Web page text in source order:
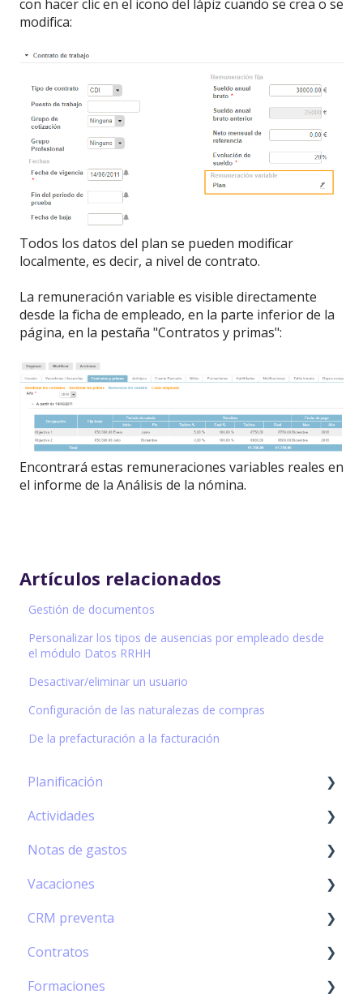
con hacer clic en el icono del lápiz cuando se crea o se
modifica:
Todos los datos del plan se pueden modificar
localmente, es decir, a nivel de contrato.
La remuneración variable es visible directamente
desde la ficha de empleado, en la parte inferior de la
página, en la pestaña "Contratos y primas":
Encontrará estas remuneraciones variables reales en
el informe de la Análisis de la nómina.
Artículos relacionados
Gestión de documentos
Personalizar los tipos de ausencias por empleado desde
el módulo Datos RRHH
Desactivar/eliminar un usuario
Configuración de las naturalezas de compras
De la prefacturación a la facturación
Planificación
Diagrama de Gantt
Actividades
Hoja de Actividades
Personal Calendar Management
Actividades Horarias
Notas de gastos
Módulo Notas de gastos – Principios básicos
Gestión de las notas de gastos
Flujo de trabajo de los gastos
Configuración de las categorías
Vacaciones
★ Módulo Vacaciones – Principios básicos
Gestión de las vacaciones
Flujo de trabajo de las vacaciones
CRM preventa
Gestión de prospectos y contactos
Contratos
Clientes
Formaciones